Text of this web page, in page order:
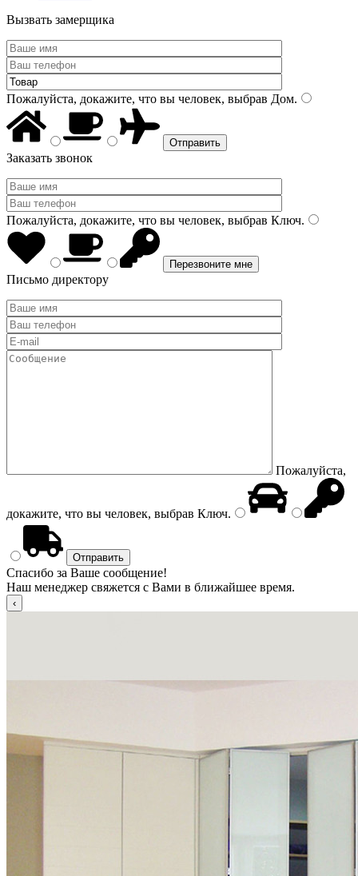
Вызвать замерщика
Пожалуйста, докажите, что вы человек, выбрав Дом.
Заказать звонок
Пожалуйста, докажите, что вы человек, выбрав Ключ.
Письмо директору
Пожалуйста,
докажите, что вы человек, выбрав Ключ.
Спасибо за Ваше сообщение!
Наш менеджер свяжется с Вами в ближайшее время.